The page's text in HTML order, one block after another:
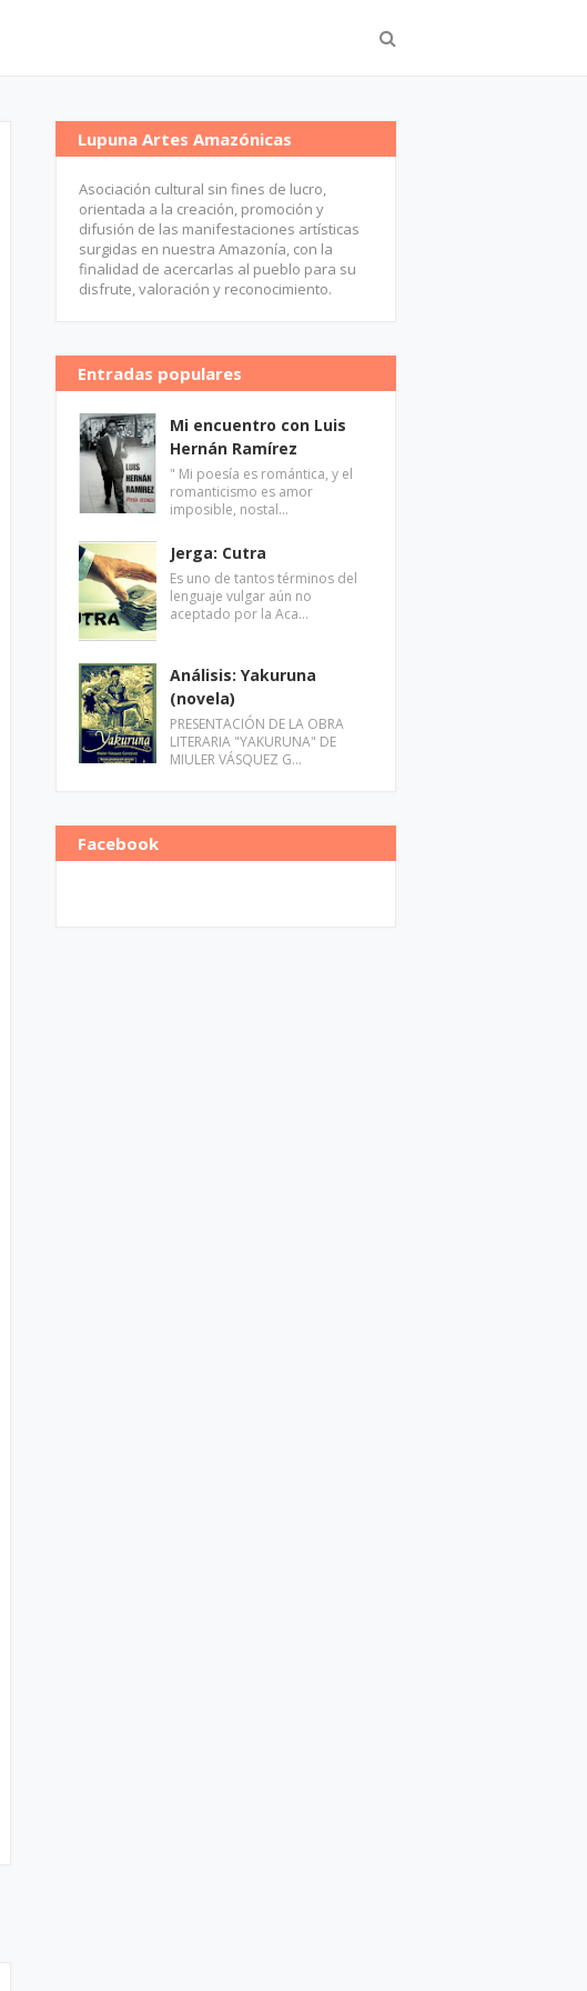
Lupuna Artes Amazónicas
Asociación cultural sin fines de lucro,
orientada a la creación, promoción y
difusión de las manifestaciones artísticas
surgidas en nuestra Amazonía, con la
finalidad de acercarlas al pueblo para su
disfrute, valoración y reconocimiento.
Entradas populares
Mi encuentro con Luis
Hernán Ramírez
" Mi poesía es romántica, y el
romanticismo es amor
imposible, nostal…
Jerga: Cutra
Es uno de tantos términos del
lenguaje vulgar aún no
aceptado por la Aca…
Análisis: Yakuruna
(novela)
PRESENTACIÓN DE LA OBRA
LITERARIA "YAKURUNA" DE
MIULER VÁSQUEZ G…
Facebook